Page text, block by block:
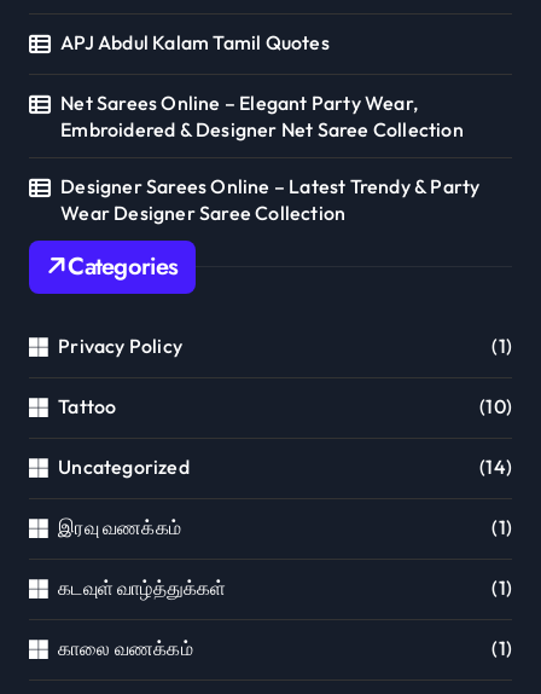
APJ Abdul Kalam Tamil Quotes
Net Sarees Online – Elegant Party Wear,
Embroidered & Designer Net Saree Collection
Designer Sarees Online – Latest Trendy & Party
Wear Designer Saree Collection
Categories
Privacy Policy (1)
Tattoo (10)
Uncategorized (14)
இரவு வணக்கம் (1)
கடவுள் வாழ்த்துக்கள் (1)
காலை வணக்கம் (1)